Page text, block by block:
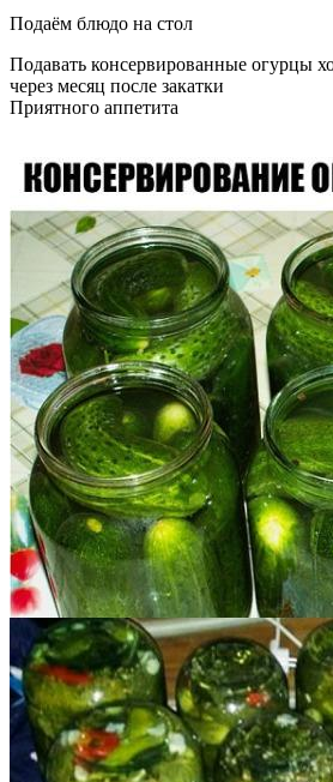
Подаём блюдо на стол
Подавать консервированные огурцы
через месяц после закатки
Приятного аппетита